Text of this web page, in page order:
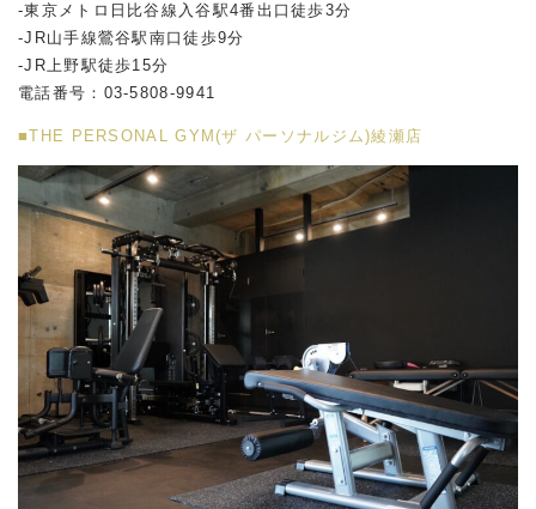
-東京メトロ日比谷線入谷駅4番出口徒歩3分
-JR山手線鶯谷駅南口徒歩9分
-JR上野駅徒歩15分
電話番号：03-5808-9941
■THE PERSONAL GYM(ザ パーソナルジム)綾瀬店